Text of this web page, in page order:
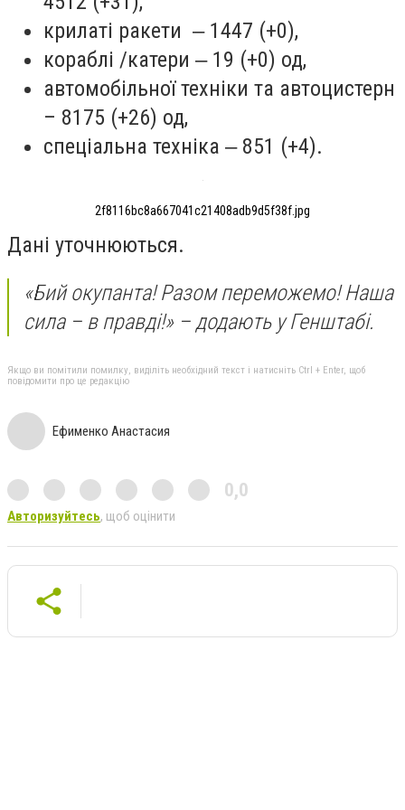
крилаті ракети ‒ 1447 (+0),
кораблі /катери ‒ 19 (+0) од,
автомобільної техніки та автоцистерн
– 8175 (+26) од,
спеціальна техніка ‒ 851 (+4).
2f8116bc8a667041c21408adb9d5f38f.jpg
Дані уточнюються.
«Бий окупанта! Разом переможемо! Наша
сила – в правді!» – додають у Генштабі.
Якщо ви помітили помилку, виділіть необхідний текст і натисніть Ctrl + Enter, щоб
повідомити про це редакцію
Ефименко Анастасия
0,0
Авторизуйтесь, щоб оцінити